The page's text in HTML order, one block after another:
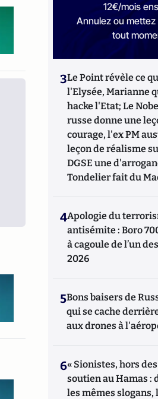
12€/mois
Annulez ou mettez
tout
3Le Point révèle ce
l'Elysée, Marianne
hacke l'Etat; Le
russe donne une
courage, l'ex PM
leçon de réalisme
DGSE une
Tondelier fait du
4Apologie du
antisémite : Boro
à cagoule de l’un
2026
5Bons baisers de
qui se cache
aux drones à
6« Sionistes, hors des
soutien au Hamas :
les mêmes slogans,